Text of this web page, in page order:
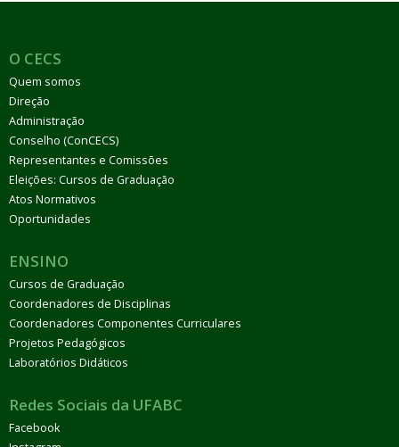
O CECS
Quem somos
Direção
Administração
Conselho (ConCECS)
Representantes e Comissões
Eleições: Cursos de Graduação
Atos Normativos
Oportunidades
ENSINO
Cursos de Graduação
Coordenadores de Disciplinas
Coordenadores Componentes Curriculares
Projetos Pedagógicos
Laboratórios Didáticos
Redes Sociais da UFABC
Facebook